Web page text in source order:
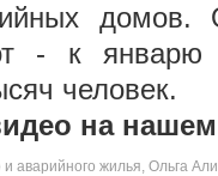
домов.
- к январю
человек.
на
и аварийного жилья, Ольга